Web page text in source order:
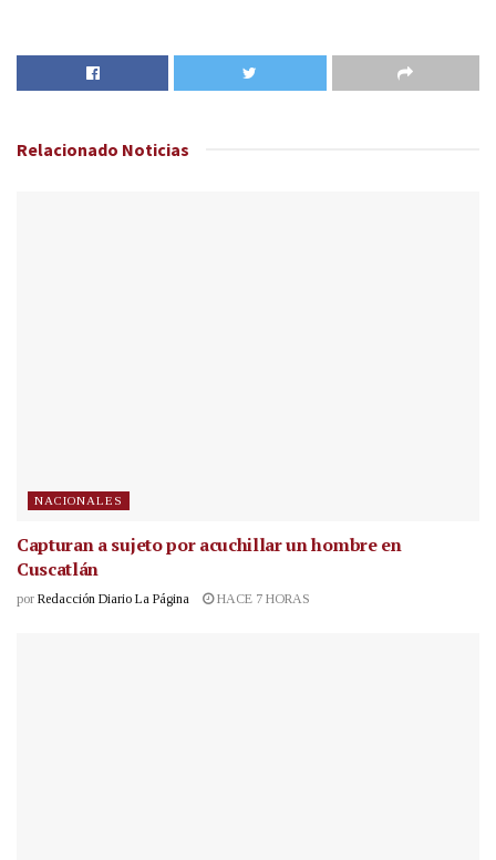
Relacionado Noticias
NACIONALES
Capturan a sujeto por acuchillar un hombre en
Cuscatlán
por Redacción Diario La Página HACE 7 HORAS